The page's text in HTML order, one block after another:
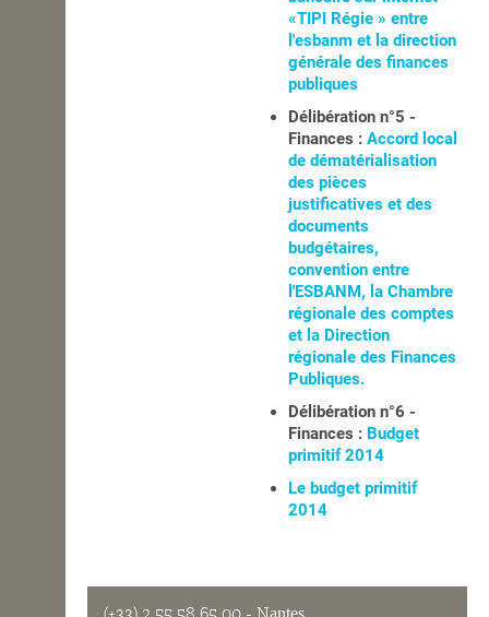
«TIPI Régie » entre
l'esbanm et la direction
générale des finances
publiques
Délibération n°5 -
Finances :Accord local
de dématérialisation
des pièces
justificatives et des
documents
budgétaires,
convention entre
l'ESBANM, la Chambre
régionale des comptes
et la Direction
régionale des Finances
Publiques.
Délibération n°6 -
Finances : Budget
primitif 2014
Le budget primitif
2014